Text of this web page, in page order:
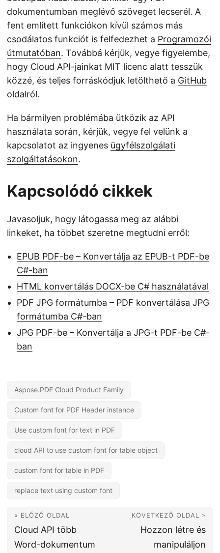
dokumentumban meglévő szöveget lecserél. A
fent említett funkciókon kívül számos más
csodálatos funkciót is felfedezhet a Programozói
útmutatóban. Továbbá kérjük, vegye figyelembe,
hogy Cloud API-jainkat MIT licenc alatt tesszük
közzé, és teljes forráskódjuk letölthető a GitHub
oldalról.
Ha bármilyen problémába ütközik az API
használata során, kérjük, vegye fel velünk a
kapcsolatot az ingyenes ügyfélszolgálati
szolgáltatásokon.
Kapcsolódó cikkek
Javasoljuk, hogy látogassa meg az alábbi
linkeket, ha többet szeretne megtudni erről:
EPUB PDF-be – Konvertálja az EPUB-t PDF-be
C#-ban
HTML konvertálás DOCX-be C# használatával
PDF JPG formátumba – PDF konvertálása JPG
formátumba C#-ban
JPG PDF-be – Konvertálja a JPG-t PDF-be C#-
ban
Aspose.PDF Cloud Product Family
Custom font for PDF Header instance
Use custom font for text in PDF
cloud API to use custom font for table object
custom font for table in PDF
replace text using custom font
« ELŐZŐ OLDAL
Cloud API több
Word-dokumentum
KÖVETKEZŐ OLDAL »
Hozzon létre és
manipuláljon